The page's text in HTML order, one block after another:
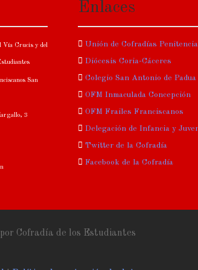
Vía Crucis y del
San
3
Enlaces
Unión de Cofradías
Diócesis Coria-Cáceres
Colegio San Antonio de Padua
OFM Inmaculada Concepción
OFM Frailes Franciscanos
Delegación de Infancia y
Twitter de la Cofradía
Facebook de la Cofradía
Cofradía de los Estudiantes